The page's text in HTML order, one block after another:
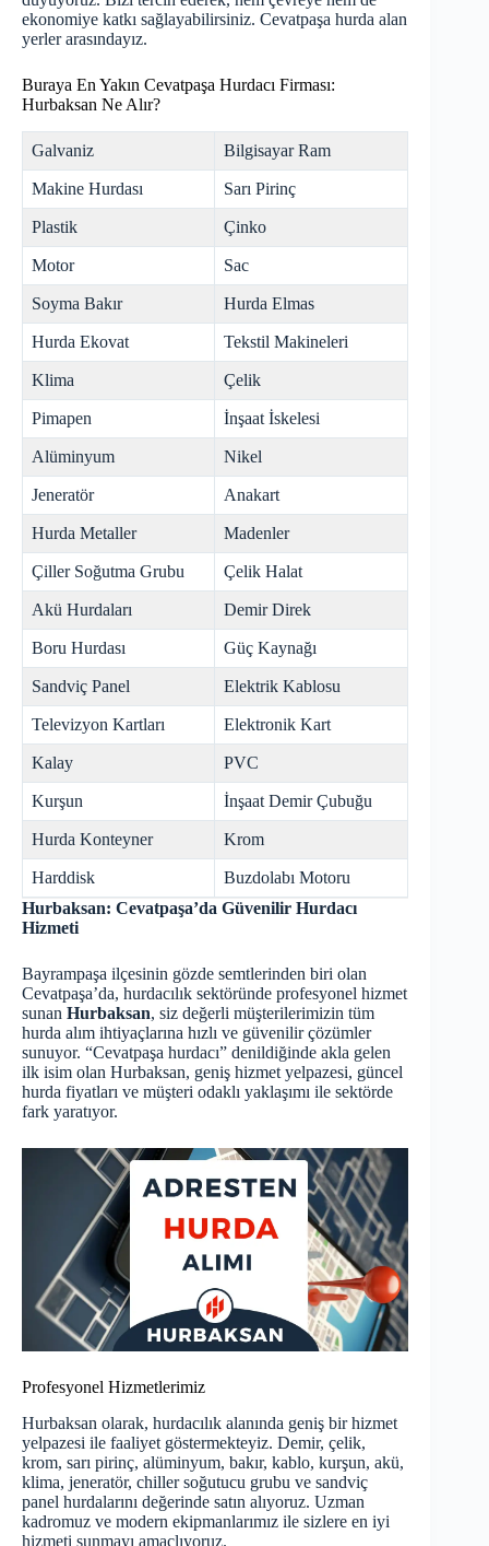
ekonomiye katkı sağlayabilirsiniz. Cevatpaşa hurda alan
yerler arasındayız.
Buraya En Yakın Cevatpaşa Hurdacı Firması:
Hurbaksan Ne Alır?
Galvaniz Bilgisayar Ram
Makine Hurdası Sarı Pirinç
Plastik Çinko
Motor Sac
Soyma Bakır Hurda Elmas
Hurda Ekovat Tekstil Makineleri
Klima Çelik
Pimapen İnşaat İskelesi
Alüminyum Nikel
Jeneratör Anakart
Hurda Metaller Madenler
Çiller Soğutma Grubu Çelik Halat
Akü Hurdaları Demir Direk
Boru Hurdası Güç Kaynağı
Sandviç Panel Elektrik Kablosu
Televizyon Kartları Elektronik Kart
Kalay PVC
Kurşun İnşaat Demir Çubuğu
Hurda Konteyner Krom
Harddisk
Buzdolabı Motoru
Hurbaksan: Cevatpaşa’da Güvenilir Hurdacı
Hizmeti
Bayrampaşa ilçesinin gözde semtlerinden biri olan
Cevatpaşa’da, hurdacılık sektöründe profesyonel hizmet
sunan Hurbaksan, siz değerli müşterilerimizin tüm
hurda alım ihtiyaçlarına hızlı ve güvenilir çözümler
sunuyor. “Cevatpaşa hurdacı” denildiğinde akla gelen
ilk isim olan Hurbaksan, geniş hizmet yelpazesi, güncel
hurda fiyatları ve müşteri odaklı yaklaşımı ile sektörde
fark yaratıyor.
Profesyonel Hizmetlerimiz
Hurbaksan olarak, hurdacılık alanında geniş bir hizmet
yelpazesi ile faaliyet göstermekteyiz. Demir, çelik,
krom, sarı pirinç, alüminyum, bakır, kablo, kurşun, akü,
klima, jeneratör, chiller soğutucu grubu ve sandviç
panel hurdalarını değerinde satın alıyoruz. Uzman
kadromuz ve modern ekipmanlarımız ile sizlere en iyi
hizmeti sunmayı amaçlıyoruz.